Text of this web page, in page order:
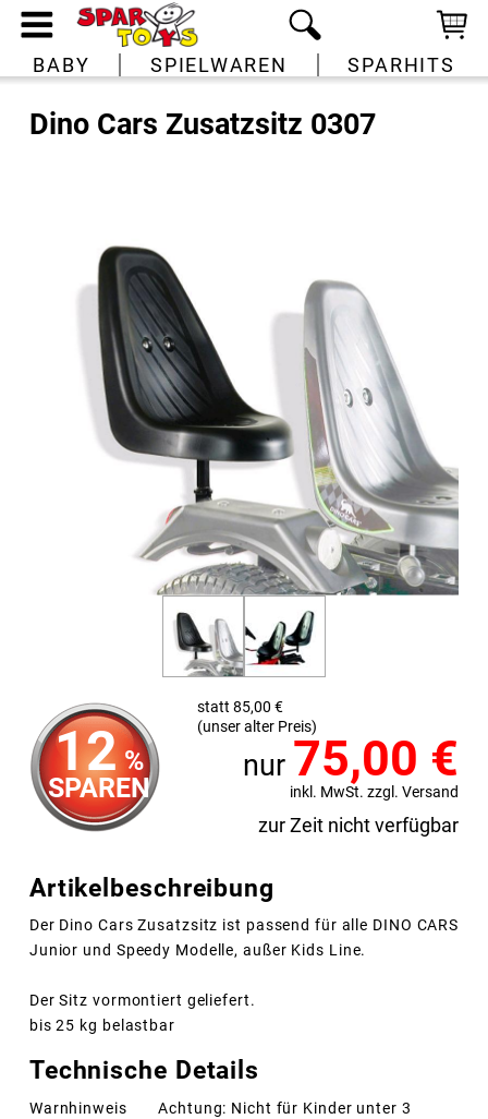
BABY SPIELWAREN SPARHITS
Dino Cars Zusatzsitz 0307
12 %
SPAREN
statt 85,00 €
(unser alter Preis)
nur 75,00 €
inkl. MwSt. zzgl. Versand
zur Zeit nicht verfügbar
Artikelbeschreibung
Der Dino Cars Zusatzsitz ist passend für alle DINO CARS
Junior und Speedy Modelle, außer Kids Line.
Der Sitz vormontiert geliefert.
bis 25 kg belastbar
Technische Details
Warnhinweis
Achtung: Nicht für Kinder unter 3